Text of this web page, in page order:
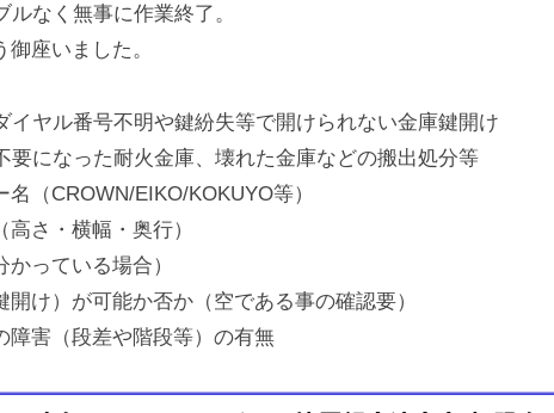
ルなく無事に作業終了。
座いました。
イヤル番号不明や鍵紛失等で開けられない金庫鍵開け
要になった耐火金庫、壊れた金庫などの搬出処分等
名（CROWN/EIKO/KOKUYO等）
高さ・横幅・奥行）
かっている場合）
開け）が可能か否か（空である事の確認要）
障害（段差や階段等）の有無